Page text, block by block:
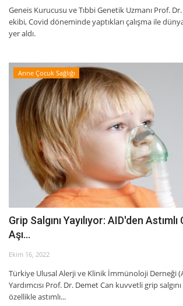
Geneis Kurucusu ve Tıbbi Genetik Uzmanı Prof.
ekibi, Covid döneminde yaptıkları çalışma ile
yer aldı.
Anne Çocuk Sağlığı
Grip Salgını Yayılıyor: AID'den
Aşı...
Ekim 16, 2022
Türkiye Ulusal Alerji ve Klinik İmmünoloji Derneği
Yardımcısı Prof. Dr. Demet Can kuvvetli grip
özellikle astımlı...